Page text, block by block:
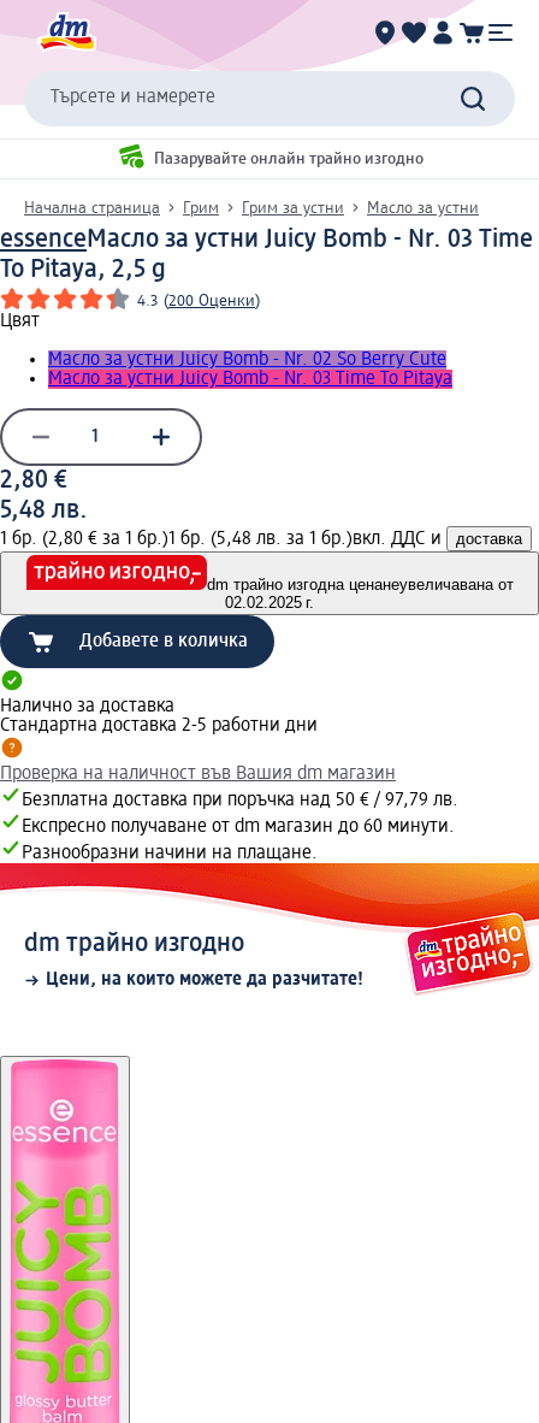
Търсете и намерете
Пазарувайте онлайн трайно изгодно
Начална страница Грим Грим за устни Масло за устни
essenceМасло за устни Juicy Bomb - Nr. 03 Time
To Pitaya, 2,5 g
4.3 (200 Оценки)
Цвят
Масло за устни Juicy Bomb - Nr. 02 So Berry Cute
Масло за устни Juicy Bomb - Nr. 03 Time To Pitaya
2,80 €
5,48 лв.
1 бр. (2,80 € за 1 бр.)1 бр. (5,48 лв. за 1 бр.)вкл. ДДС и доставка
dm трайно изгодна ценанеувеличавана от
02.02.2025 г.
Добавете в количка
Налично за доставка
Стандартна доставка 2-5 работни дни
Проверка на наличност във Вашия dm магазин
Безплатна доставка при поръчка над 50 € / 97,79 лв.
Експресно получаване от dm магазин до 60 минути.
Разнообразни начини на плащане.
dm трайно изгодно
Цени, на които можете да разчитате!